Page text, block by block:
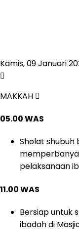
Kamis, 09 Januari
MAKKAH
05.00 WAS
Sholat shubuh
pelaksanaan
11.00 WAS
Bersiap untuk
ibadah di